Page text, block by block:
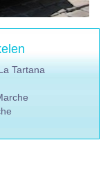
Tartana